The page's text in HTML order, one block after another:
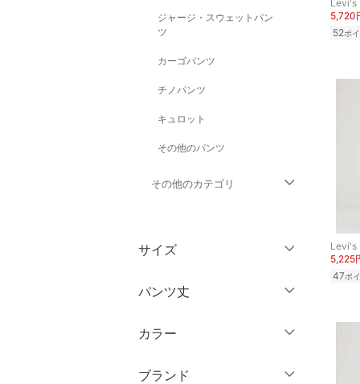
ジャージ・スウェットパン
ツ
カーゴパンツ
チノパンツ
キュロット
その他のパンツ
その他のカテゴリ
ジャケット・アウター
ワンピース・ドレス
スカート
オールインワン・オーバ
サイズ
ウェア（S/M/L）
M
XL
パンツ丈
～ 3分丈
5分丈・ハーフ
カラー
ブランド
Levi's
5,720
52ポ
Levi's
5,225
47ポ